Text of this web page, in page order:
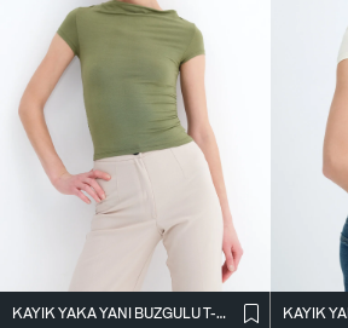
KAYIK YAKA YANI BÜZGÜLÜ T-SHIRT P0653